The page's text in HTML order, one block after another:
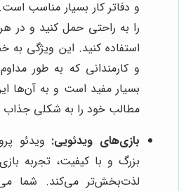
و دفاتر کار بسیار مناسب
را به راحتی حمل کنید و در
استفاده کنید. این ویژگی
و کارمندانی که به طور
بسیار مفید است و به آن‌ها
مطالب خود را به شکلی جذاب
بازی‌های ویدئویی:
بزرگ و با کیفیت، تجربه
لذت‌بخش‌تر می‌کند. شما